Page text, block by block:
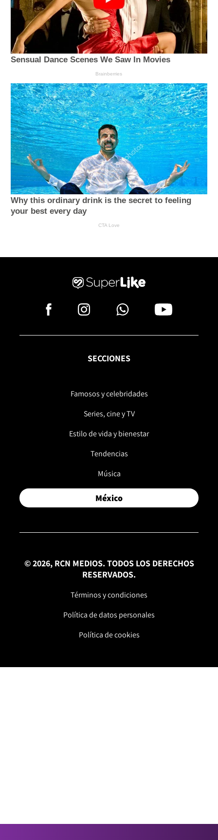
SECCIONES
Famosos y celebridades
Series, cine y TV
Estilo de vida y bienestar
Tendencias
Música
México
© 2026, RCN MEDIOS. TODOS LOS DERECHOS
RESERVADOS.
Términos y condiciones
Política de datos personales
Política de cookies